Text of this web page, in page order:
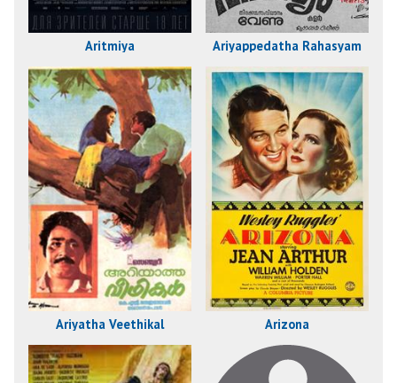
Aritmiya Ariyappedatha Rahasyam
Ariyatha Veethikal Arizona